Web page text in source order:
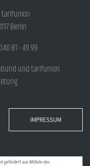
Berlin
81 - 49 99
und tarifunion
IMPRESSUM